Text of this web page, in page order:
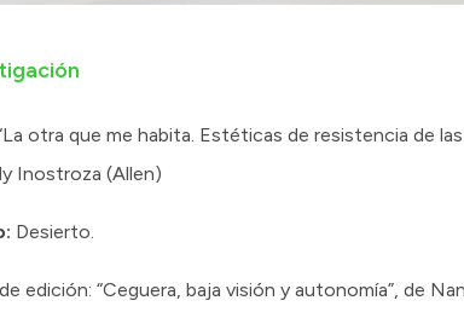
otra que me habita. Estéticas de resistencia de
Inostroza (Allen)
Desierto.
edición: “Ceguera, baja visión y autonomía”, de